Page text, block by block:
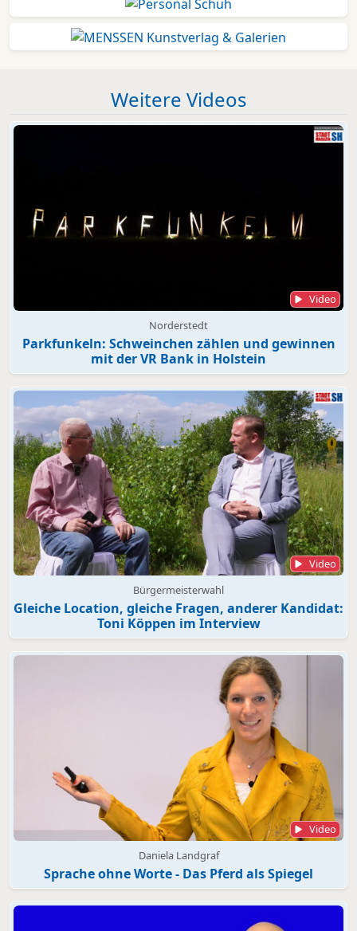
Weitere Videos
Video
Norderstedt
Parkfunkeln: Schweinchen zählen und gewinnen
mit der VR Bank in Holstein
Video
Bürgermeisterwahl
Gleiche Location, gleiche Fragen, anderer Kandidat:
Toni Köppen im Interview
Video
Daniela Landgraf
Sprache ohne Worte - Das Pferd als Spiegel